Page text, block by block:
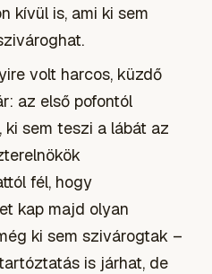
kívül is, ami ki sem
volt harcos, küzdő
az első pofontól
ki sem teszi a lábát az
fél, hogy
kap majd olyan
ki sem szivárogtak –
is járhat, de